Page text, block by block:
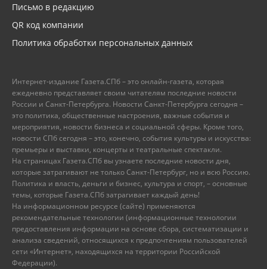
Письмо в редакцию
QR код компании
Политика обработки персональных данных
Интернет-издание Газета.СПб – это онлайн-газета, которая
ежедневно представляет своим читателям последние новости
России и Санкт-Петербурга. Новости Санкт-Петербурга сегодня –
это политика, общественные настроения, важные события и
мероприятия, новости бизнеса и социальной сферы. Кроме того,
новости СПб сегодня – это, конечно, события культуры и искусства:
премьеры и выставки, концерты и театральные спектакли.
На страницах Газета.СПб вы узнаете последние новости дня,
которые затрагивают не только Санкт-Петербург, но и всю Россию.
Политика и власть, деньги и бизнес, культура и спорт, – основные
темы, которые Газета.СПб затрагивает каждый день!
На информационном ресурсе (сайте) применяются
рекомендательные технологии (информационные технологии
предоставления информации на основе сбора, систематизации и
анализа сведений, относящихся к предпочтениям пользователей
сети «Интернет», находящихся на территории Российской
Федерации).